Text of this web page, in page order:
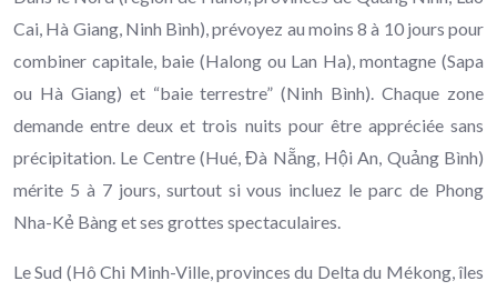
Cai, Hà Giang, Ninh Bình), prévoyez au moins 8 à 10 jours pour
combiner capitale, baie (Halong ou Lan Ha), montagne (Sapa
ou Hà Giang) et “baie terrestre” (Ninh Bình). Chaque zone
demande entre deux et trois nuits pour être appréciée sans
précipitation. Le Centre (Hué, Đà Nẵng, Hội An, Quảng Bình)
mérite 5 à 7 jours, surtout si vous incluez le parc de Phong
Nha-Kẻ Bàng et ses grottes spectaculaires.
Le Sud (Hô Chi Minh-Ville, provinces du Delta du Mékong, îles